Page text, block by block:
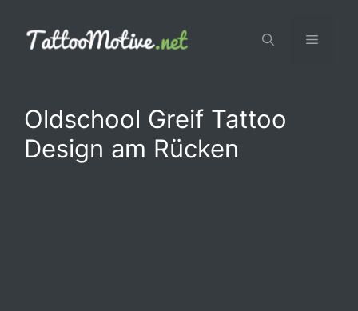
Inhalt
springen
Menü
Oldschool Greif Tattoo
Design am Rücken